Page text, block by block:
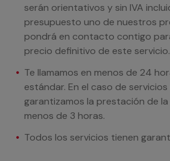
serán orientativos y sin IVA
presupuesto uno de nuestros
pondrá en contacto contigo
precio definitivo de este servicio.
Te llamamos en menos de 24
estándar. En el caso de
garantizamos la prestación de
menos de 3 horas.
Todos los servicios tienen